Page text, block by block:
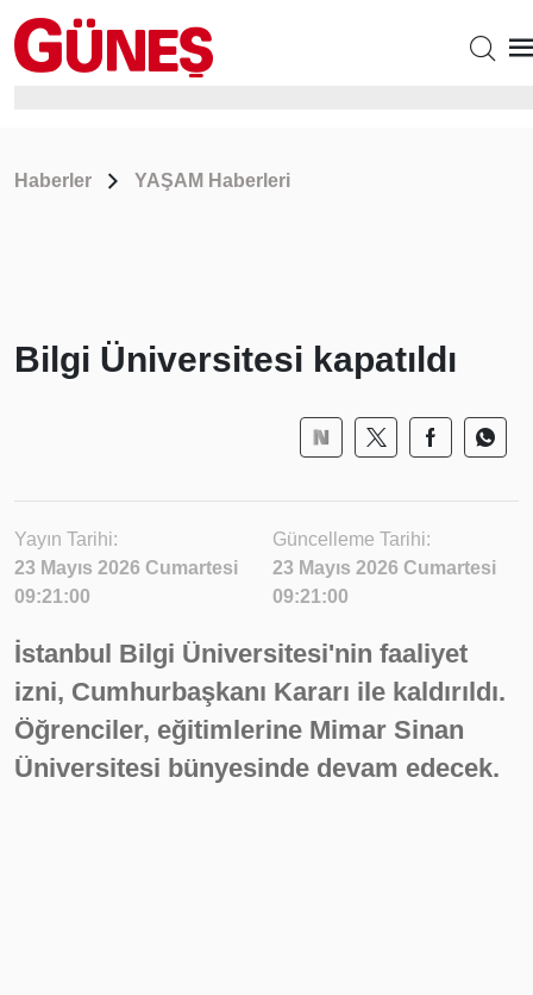
Haberler YAŞAM Haberleri
Bilgi Üniversitesi kapatıldı
Yayın Tarihi:
23 Mayıs 2026 Cumartesi
09:21:00
Güncelleme Tarihi:
23 Mayıs 2026 Cumartesi
09:21:00
İstanbul Bilgi Üniversitesi'nin faaliyet
izni, Cumhurbaşkanı Kararı ile kaldırıldı.
Öğrenciler, eğitimlerine Mimar Sinan
Üniversitesi bünyesinde devam edecek.